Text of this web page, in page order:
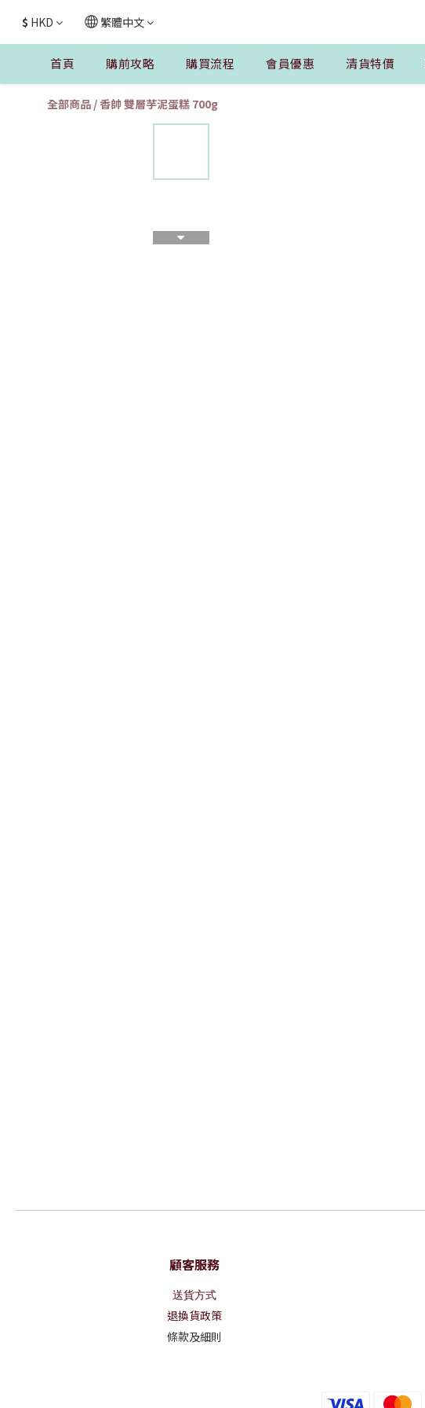
$ HKD 繁體中文
首頁 購前攻略 購買流程 會員優惠 清貨特價
全部商品 /香帥 雙層芋泥蛋糕 700g
顧客服務
送貨方式
退換貨政策
條款及細則